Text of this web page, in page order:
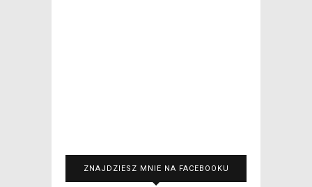
ZNAJDZIESZ MNIE NA FACEBOOKU